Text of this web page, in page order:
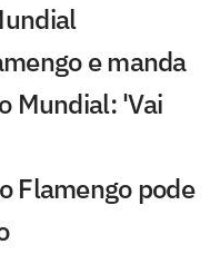
e manda
Mundial: 'Vai
Flamengo pode